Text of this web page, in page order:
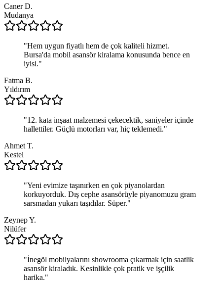
Caner D.
Mudanya
"Hem uygun fiyatlı hem de çok kaliteli hizmet.
Bursa'da mobil asansör kiralama konusunda bence en
iyisi."
Fatma B.
Yıldırım
"12. kata inşaat malzemesi çekecektik, saniyeler içinde
hallettiler. Güçlü motorları var, hiç teklemedi."
Ahmet T.
Kestel
"Yeni evimize taşınırken en çok piyanolardan
korkuyorduk. Dış cephe asansörüyle piyanomuzu gram
sarsmadan yukarı taşıdılar. Süper."
Zeynep Y.
Nilüfer
"İnegöl mobilyalarını showrooma çıkarmak için saatlik
asansör kiraladık. Kesinlikle çok pratik ve işçilik
harika."